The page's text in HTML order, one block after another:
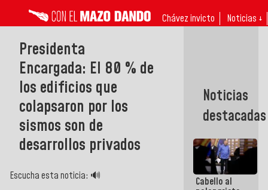
Chávez invicto Noticias ↓
Presidenta
Encargada: El 80 % de
los edificios que
colapsaron por los
sismos son de
desarrollos privados
Escucha esta noticia: 🔊
Noticias
destacadas
Cabello al